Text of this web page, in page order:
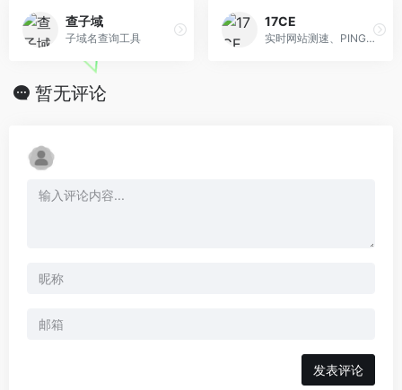
查子域
子域名查询工具
17CE
实时网站测速、PING,DNS,HTTP,CDN 测试网站速度监控
暂无评论
发表评论